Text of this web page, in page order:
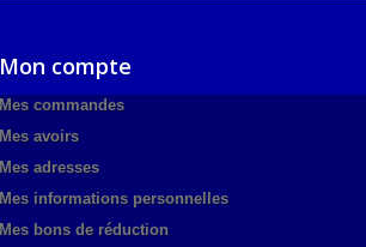
Mon compte
Mes commandes
Mes avoirs
Mes adresses
Mes informations personnelles
Mes bons de réduction